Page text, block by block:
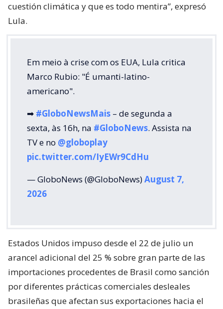
cuestión climática y que es todo mentira”, expresó
Lula.
Em meio à crise com os EUA, Lula critica
Marco Rubio: "É umanti-latino-
americano".
➡ #GloboNewsMais – de segunda a
sexta, às 16h, na #GloboNews. Assista na
TV e no @globoplay
pic.twitter.com/IyEWr9CdHu
— GloboNews (@GloboNews)August 7,
2026
Estados Unidos impuso desde el 22 de julio un
arancel adicional del 25 % sobre gran parte de las
importaciones procedentes de Brasil como sanción
por diferentes prácticas comerciales desleales
brasileñas que afectan sus exportaciones hacia el